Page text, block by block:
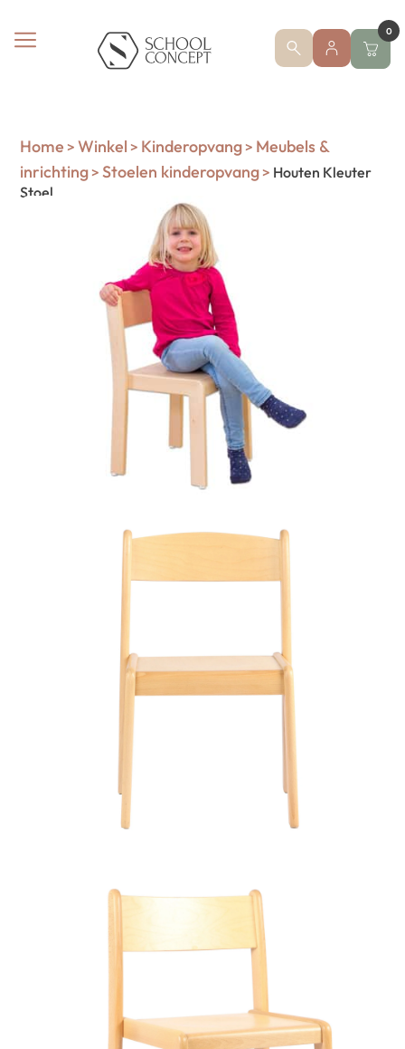
0
Home > Winkel > Kinderopvang> Meubels &
inrichting> Stoelen kinderopvang> Houten Kleuter
Stoel